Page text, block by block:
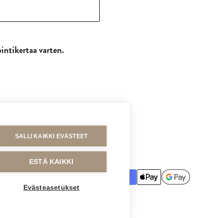
varten.
MAKSUTAVAT
SALLI KAIKKI EVÄSTEET
ESTÄ KAIKKI
Evästeasetukset